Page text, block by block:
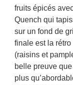
fruits épicés
Quench qui
sur un fond de
finale est la
(raisins et
belle preuve
plus